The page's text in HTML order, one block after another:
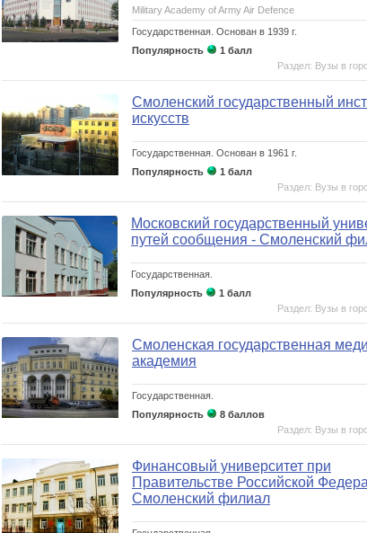
Military Academy of Army Air Defence
Государственная. Основан в 1939 г.
Популярность
1 балл
Раздел: Вузы в
Смоленский государственный
искусств
Государственная. Основан в 1961 г.
Популярность
1 балл
Раздел: Вузы в
Московский государственный
путей сообщения - Смоленский
Государственная.
Популярность
1 балл
Раздел: Вузы в
Смоленская государственная
академия
Государственная.
Популярность
8 баллов
Раздел: Вузы в
Финансовый университет при
Правительстве Российской
Смоленский филиал